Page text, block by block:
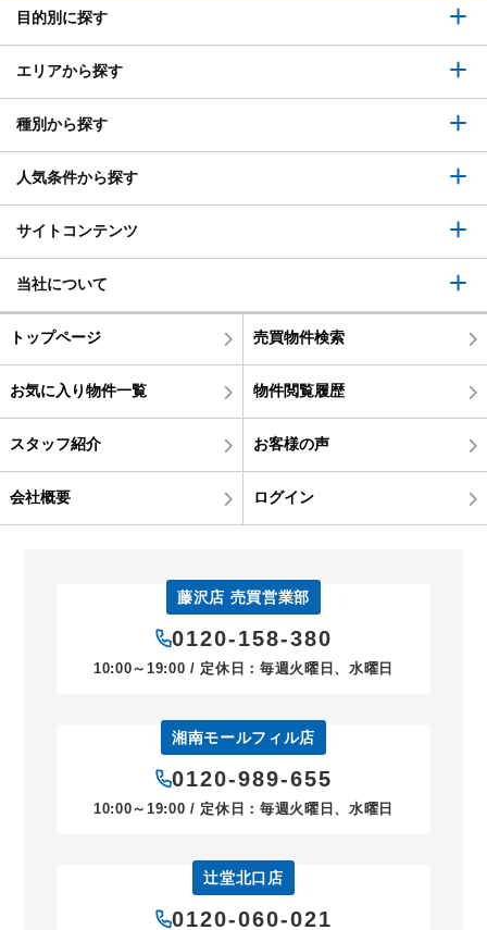
目的別に探す
エリアから探す
種別から探す
人気条件から探す
サイトコンテンツ
当社について
トップページ 売買物件検索
お気に入り物件一覧 物件閲覧履歴
スタッフ紹介 お客様の声
会社概要 ログイン
藤沢店 売買営業部
0120-158-380
10:00～19:00 / 定休日：毎週火曜日、水曜日
湘南モールフィル店
0120-989-655
10:00～19:00 / 定休日：毎週火曜日、水曜日
辻堂北口店
0120-060-021